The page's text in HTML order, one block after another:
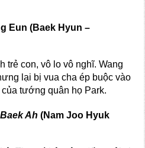
Eun (Baek Hyun –
trẻ con, vô lo vô nghĩ. Wang
lại bị vua cha ép buộc vào
tướng quân họ Park.
Baek Ah (Nam Joo Hyuk